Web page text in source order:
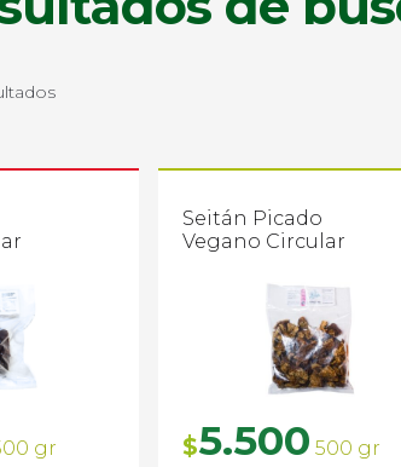
gr
Seitán Picado
Vegano Circular
$5.500 500 gr